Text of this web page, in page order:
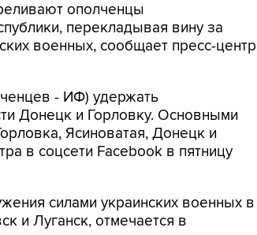
ополченцы
перекладывая вину за
военных, сообщает пресс-центр
- ИФ) удержать
Донецк и Горловку. Основными
Ясиноватая, Донецк и
в соцсети Facebook в пятницу
силами украинских военных в
и Луганск, отмечается в